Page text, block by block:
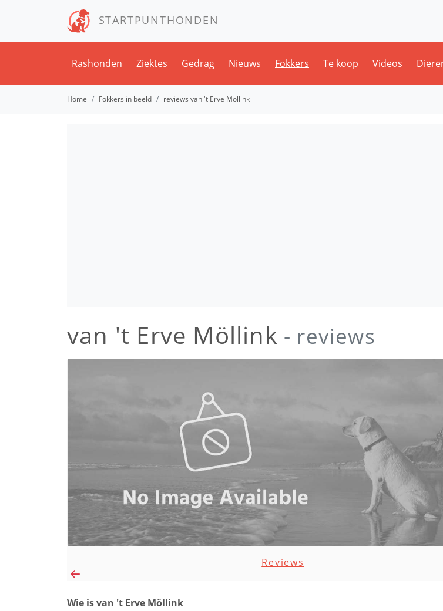
STARTPUNTHONDEN
Rashonden Ziektes Gedrag Nieuws Fokkers Te koop Videos
Home Fokkers in beeld reviews van 't Erve Möllink
van 't Erve Möllink - reviews
Reviews
Wie is van 't Erve Möllink